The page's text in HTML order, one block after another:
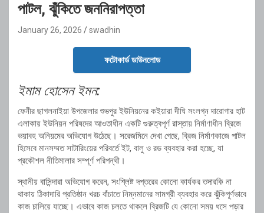
পাটল, ঝুঁকিতে জননিরাপত্তা
January 26, 2026 swadhin
ফটোকার্ড ডাউনলোড
ইমাম হোসেন ইমন:
ফেনীর ছাগলনাইয়া উপজেলার শুভপুর ইউনিয়নের কইয়ারা দীঘি সংলগ্ন দারোগার হাট
এলাকায় ইউনিয়ন পরিষদের আওতাধীন একটি গুরুত্বপূর্ণ রাস্তায় নির্মাণাধীন ব্রিজে
ভয়াবহ অনিয়মের অভিযোগ উঠেছে। সরেজমিনে দেখা গেছে, ব্রিজ নির্মাণকাজে পাটল
হিসেবে মানসম্মত সাটারিংয়ের পরিবর্তে ইট, বালু ও রড ব্যবহার করা হচ্ছে, যা
প্রকৌশল নীতিমালার সম্পূর্ণ পরিপন্থী।
স্থানীয় বাসিন্দারা অভিযোগ করেন, সংশ্লিষ্ট দপ্তরের কোনো কার্যকর তদারকি না
থাকায় ঠিকাদারি প্রতিষ্ঠান খরচ বাঁচাতে নিম্নমানের সামগ্রী ব্যবহার করে ঝুঁকিপূর্ণভাবে
কাজ চালিয়ে যাচ্ছে। এভাবে কাজ চলতে থাকলে ব্রিজটি যে কোনো সময় ধসে পড়ার